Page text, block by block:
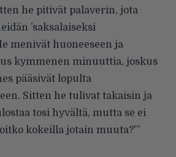
he pitivät palaverin, jota
’saksalaiseksi
menivät huoneeseen ja
kymmenen minuuttia, joskus
pääsivät lopulta
Sitten he tulivat takaisin ja
tosi hyvältä, mutta se ei
kokeilla jotain muuta?'”